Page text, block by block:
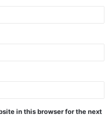
in this browser for the next